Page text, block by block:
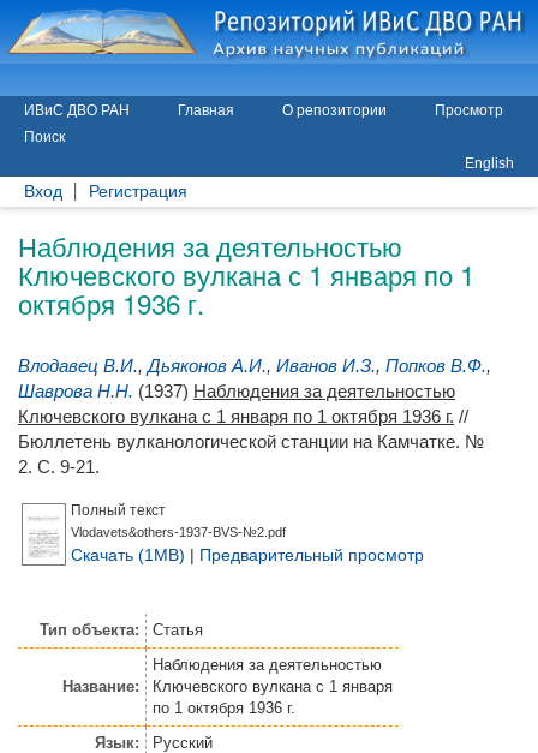
ИВиС ДВО РАН Главная О репозитории
Просмотр
Поиск
English
Вход Регистрация
Наблюдения за деятельностью
Ключевского вулкана с 1 января по 1
октября 1936 г.
Влодавец В.И.,Дьяконов А.И., Иванов И.З., Попков В.Ф.,
Шаврова Н.Н. (1937) Наблюдения за деятельностью
Ключевского вулкана с 1 января по 1 октября 1936 г. //
Бюллетень вулканологической станции на Камчатке. №
2. С. 9-21.
Полный текст
Vlodavets&others-1937-BVS-№2.pdf
Скачать (1MB) | Предварительный просмотр
Тип объекта: Статья
Название:
Наблюдения за деятельностью
Ключевского вулкана с 1 января
по 1 октября 1936 г.
Язык:
Русский